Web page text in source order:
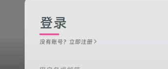
登录
没有账号？立即注册